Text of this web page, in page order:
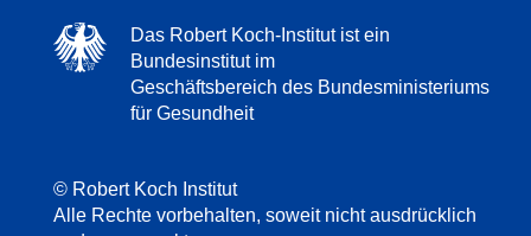
Das Robert Koch-Institut ist ein
Bundesinstitut im
Geschäftsbereich des Bundesministeriums
für Gesundheit
© Robert Koch Institut
Alle Rechte vorbehalten, soweit nicht ausdrücklich